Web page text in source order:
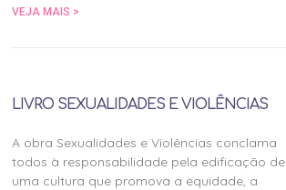
VEJA MAIS >
LIVRO SEXUALIDADES E VIOLÊNCIAS
A obra Sexualidades e Violências conclama
todos à responsabilidade pela edificação de
uma cultura que promova a equidade, a